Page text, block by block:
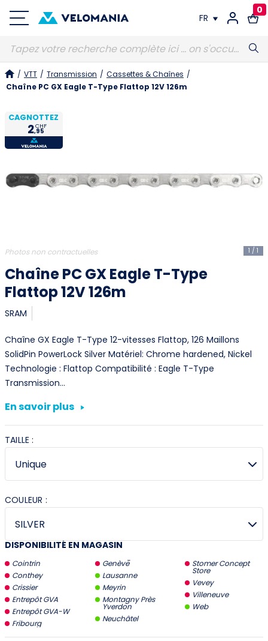
FR
FR
0
/ VTT / Transmission / Cassettes & Chaînes /
Chaîne PC GX Eagle T-Type Flattop 12V 126m
CAGNOTTEZ
2,95
CHF
1 / 1
Photos non contractuelles
Chaîne PC GX Eagle T-Type
Flattop 12V 126m
SRAM
Chaîne GX Eagle T-Type 12-vitesses Flattop, 126 Maillons
SolidPin PowerLock Silver Matériel: Chrome hardened, Nickel
Technologie : Flattop Compatibilité : Eagle T-Type
Transmission…
En savoir plus
TAILLE :
COULEUR :
DISPONIBILITÉ EN MAGASIN
Cointrin
Conthey
Crissier
Entrepôt GVA
Entrepôt GVA-W
Fribourg
Genève
Lausanne
Meyrin
Montagny Près
Yverdon
Neuchâtel
Stomer Concept
Store
Vevey
Villeneuve
Web